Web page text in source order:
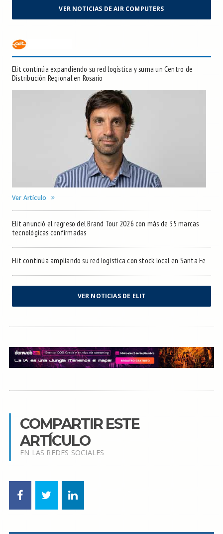
VER NOTICIAS DE AIR COMPUTERS
Elit continúa expandiendo su red logística y suma un Centro de
Distribución Regional en Rosario
Ver Artículo
Elit anunció el regreso del Brand Tour 2026 con más de 35 marcas
tecnológicas confirmadas
Elit continúa ampliando su red logística con stock local en Santa Fe
VER NOTICIAS DE ELIT
COMPARTIR ESTE
ARTÍCULO
EN LAS REDES SOCIALES